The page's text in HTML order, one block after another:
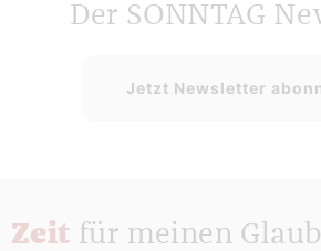
Der SONNTAG
Jetzt Newsletter
Zeit für meinen